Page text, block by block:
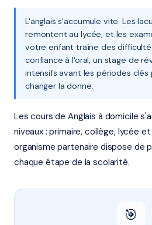
L'anglais s'accumule vite. Les
remontent au lycée, et les
votre enfant traîne des
confiance à l'oral, un stage de
intensifs avant les périodes
changer la donne.
Les cours de Anglais à domicile
niveaux : primaire, collège, lycée
organisme partenaire dispose de
chaque étape de la scolarité.
🎯